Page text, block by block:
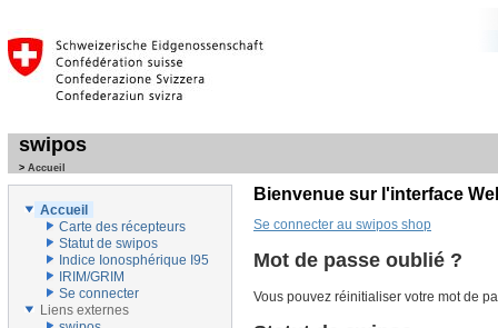
swipos
> Accueil
Accueil
Carte des récepteurs
Statut de swipos
Indice Ionosphérique I95
IRIM/GRIM
Se connecter
Liens externes
Bienvenue sur l'interface
Se connecter au swipos shop
Mot de passe oublié ?
Vous pouvez réinitialiser votre mot de